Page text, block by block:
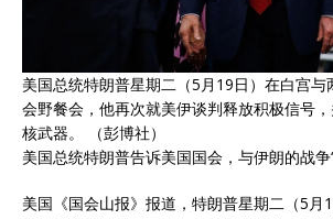
美国总统特朗普星期二（5月19日）在白宫与
会野餐会，他再次就美伊谈判释放积极信号
核武器。 （彭博社）
美国总统特朗普告诉美国国会，与伊朗的战争“
美国《国会山报》报道，特朗普星期二（5月